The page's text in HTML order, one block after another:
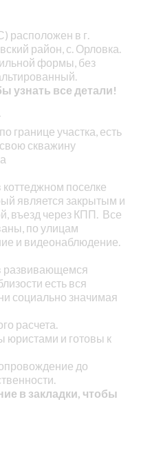
расположен в г.
район, с. Орловка.
формы, без
узнать все детали!
границе участка, есть
скважину
поселке
является закрытым и
въезд через КПП. Все
по улицам
и видеонаблюдение.
развивающемся
есть вся
социально значимая
расчета.
юристами и готовы к
до
в закладки, чтобы